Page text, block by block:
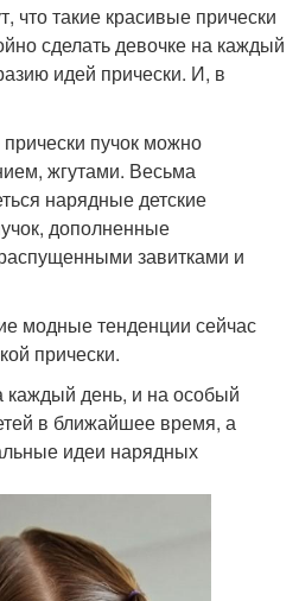
что такие красивые прически
сделать девочке на каждый
идей прически. И, в
пучок можно
жгутами. Весьма
нарядные детские
дополненные
завитками и
модные тенденции сейчас
прически.
каждый день, и на особый
в ближайшее время, а
идеи нарядных